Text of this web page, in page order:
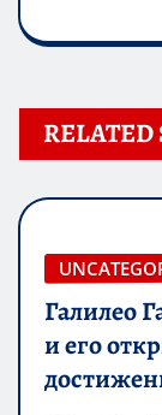
RELATED
Галилео
и его